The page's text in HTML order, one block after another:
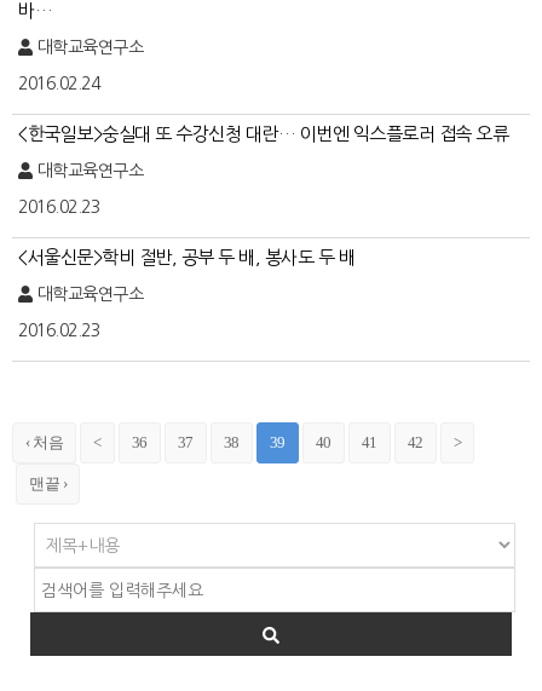
바…
대학교육연구소
2016.02.24
<한국일보>숭실대 또 수강신청 대란… 이번엔 익스플로러 접속 오류
대학교육연구소
2016.02.23
<서울신문>학비 절반, 공부 두 배, 봉사도 두 배
대학교육연구소
2016.02.23
‹ 처음 < 36 37 38 39 40 41 42 >
맨끝 ›